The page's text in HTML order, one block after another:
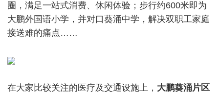
圈，满足一站式消费、休闲体验；步行约600米即为
大鹏外国语小学，并对口葵涌中学，解决双职工家庭
接送难的痛点……
在大家比较关注的医疗及交通设施上， 大鹏葵涌片区